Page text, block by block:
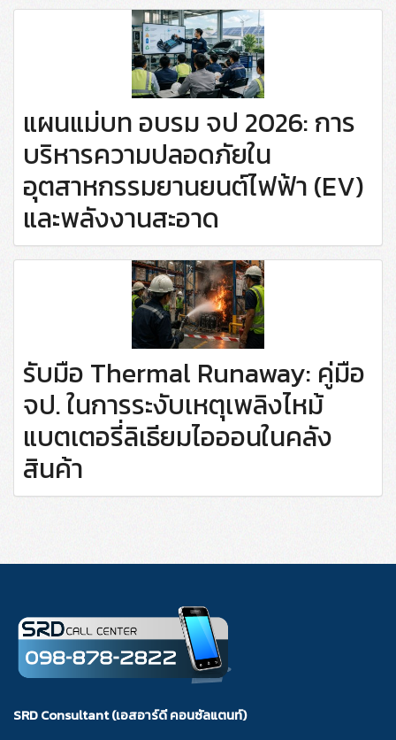
แผนแม่บท อบรม จป 2026: การ
บริหารความปลอดภัยใน
อุตสาหกรรมยานยนต์ไฟฟ้า (EV)
และพลังงานสะอาด
รับมือ Thermal Runaway: คู่มือ
จป. ในการระงับเหตุเพลิงไหม้
แบตเตอรี่ลิเธียมไอออนในคลัง
สินค้า
SRD Consultant (เอสอาร์ดี คอนซัลแตนท์)